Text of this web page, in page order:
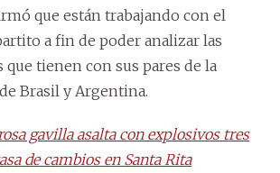
que están trabajando con el
a fin de poder analizar las
tienen con sus pares de la
Brasil y Argentina.
gavilla asalta con explosivos tres
de cambios en Santa Rita